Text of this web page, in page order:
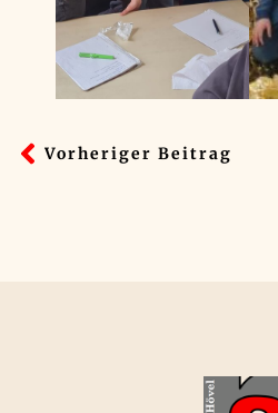
Vorheriger Beitrag